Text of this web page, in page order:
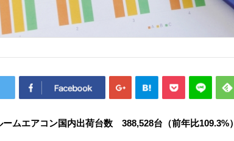
ムエアコン国内出荷台数 388,528台（前年比109.3%）